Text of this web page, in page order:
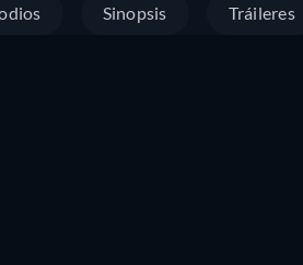
Sinopsis Tráileres